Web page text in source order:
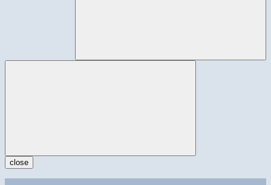
close